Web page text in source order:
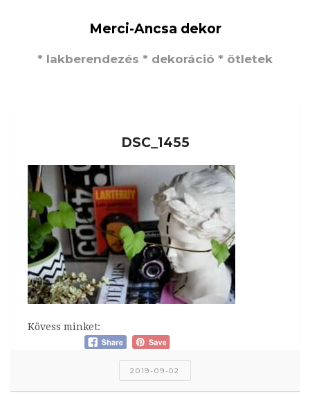
Merci-Ancsa dekor
* lakberendezés * dekoráció * ötletek
DSC_1455
Kövess minket:
2019-09-02